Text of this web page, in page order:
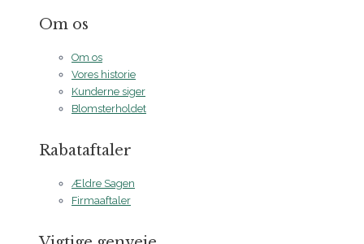
Om os
Om os
Vores historie
Kunderne siger
Blomsterholdet
Rabataftaler
Ældre Sagen
Firmaaftaler